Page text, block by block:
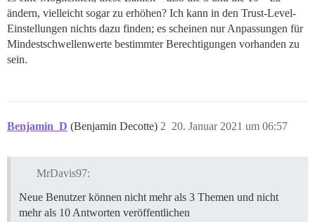
ändern, vielleicht sogar zu erhöhen? Ich kann in den Trust-Level-
Einstellungen nichts dazu finden; es scheinen nur Anpassungen für
Mindestschwellenwerte bestimmter Berechtigungen vorhanden zu
sein.
Benjamin_D (Benjamin Decotte) 20. Januar 2021 um 06:57
2
MrDavis97:
Neue Benutzer können nicht mehr als 3 Themen und nicht
mehr als 10 Antworten veröffentlichen